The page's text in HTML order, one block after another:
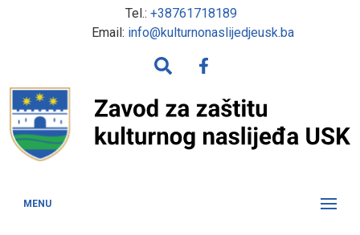
Tel.: +38761718189
Email: info@kulturnonaslijedjeusk.ba
MENU